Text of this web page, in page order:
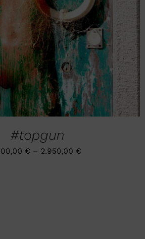
AUF.
DIE
OPTIONEN
KÖNNEN
AUF
DER
PRODUKTSEITE
GEWÄHLT
WERDEN
#topgun
€ – 2.950,00 €